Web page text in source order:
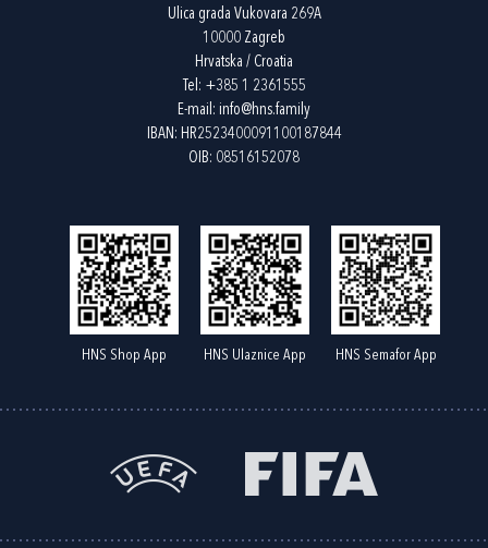
Ulica grada Vukovara 269A
10000 Zagreb
Hrvatska / Croatia
Tel: +385 1 2361555
E-mail: info@hns.family
IBAN: HR2523400091100187844
OIB: 08516152078
HNS Shop App HNS Ulaznice App HNS Semafor App